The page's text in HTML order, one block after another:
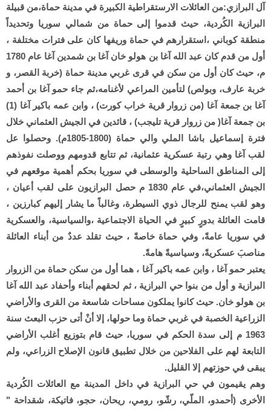
آل البرازي:من العائلات الارستقراطية الكبيرة في مدينة حماة،من قبيلة
البرازية الكُردية، حيث قدموا إلى حماة من شمالي سوريا وتحديداً
منطقة كوباني ،استقرارهم في حماة وريفها كان على فترات مختلفة ،
أول من قدم كان عبد الله آغا بن هولو خان آغا بن شمدين آغا عام 1780
م، حيث كان أول من سكن في قرى غربي مدينة حماة (خربة القصر، و
خربة عارف، وبولص) لتأمين المراعي لأغنامه،ثم جاء حمو آغا بن أحمد
آغا بن جمعة آغا (من زروار قرية خراب كورت) ، وابن عمه باكير آغا (1)
بن جمعة آغا( من زروار قرية تليجب) ، قائدين في الجيش العثماني خلال
فترة إسماعيل باشا الملي والي حماة (1800-1805م). وحصلوا عل
لقب آغا وهي رتبة عسكرية عثمانية، ثم تتابع قدومهم ووصلت نفوذهم
إلى المناطق الساحلية والوسطى في سوريا بحكم أهمية موقعهم في
الجيش العثماني،في عام 1830 م حصل البرازيون على لقب أعيان ،
وهو لقب يمنح للرجال ذوي السيطرة، وغالباً ما يشار إليهم كبارزين ،
قامت العائلة بدورٍ كبيرٍ في الحياة الاجتماعية ،والسياسية، والعسكرية
في سوريا عامةً، وفي حماة خاصةً ، حيث تقلد عددٌ من أبناء العائلة
مناصبَ عسكريةً، وسياسيةً هامةً.
يعتبر حمو آغا ، وابن عمه باكير آغا ، هما أول من سكن حماة من الزروار
البرازية و أول من بنوا حي البرازية ، ثم لحقهم أبناء وأحفاد عبد الله آغا
بن هولو خان. حيث كانوا يملكون مساحات شاسعة من القرى والأراضي
الزراعية الخصبة في غربي حماة وما حولها، إلا أنْ أتى حزب البعث سنة
1963 م إلى سدة الحكم في سوريا، حيث قام بتوزيع أغلب الأراضي
التابعة لهم على الفلاحين من خلال تطبيق قانون الإصلاح الزراعي، ولم
يبقى في حوزتهم إلا القليل.
وهم يقيمون في حي البرازية في داخل المدينة مع العائلات الكُردية
الأخرى (أحمدو، الملّي، رشّو، رومي، ريحان، حجو، فاتيكة، شقداحة "